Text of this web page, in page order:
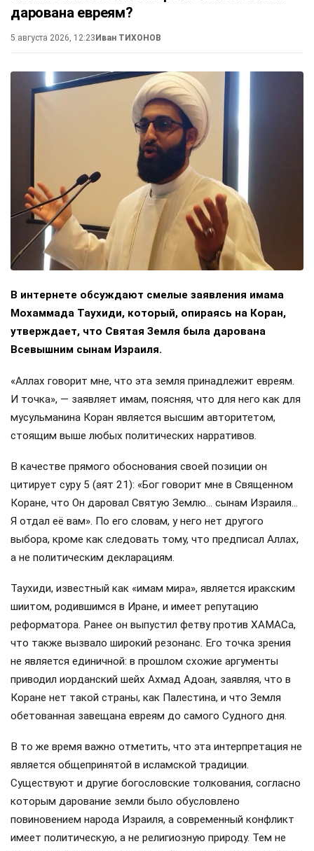
дарована евреям?
5 августа 2026, 12:23 Иван ТИХОНОВ
В интернете обсуждают смелые заявления имама
Мохаммада Таухиди, который, опираясь на Коран,
утверждает, что Святая Земля была дарована
Всевышним сынам Израиля.
«Аллах говорит мне, что эта земля принадлежит евреям.
И точка», — заявляет имам, поясняя, что для него как для
мусульманина Коран является высшим авторитетом,
стоящим выше любых политических нарративов.
В качестве прямого обоснования своей позиции он
цитирует суру 5 (аят 21): «Бог говорит мне в Священном
Коране, что Он даровал Святую Землю… сынам Израиля…
Я отдал её вам». По его словам, у него нет другого
выбора, кроме как следовать тому, что предписал Аллах,
а не политическим декларациям.
Таухиди, известный как «имам мира», является иракским
шиитом, родившимся в Иране, и имеет репутацию
реформатора. Ранее он выпустил фетву против ХАМАСа,
что также вызвало широкий резонанс. Его точка зрения
не является единичной: в прошлом схожие аргументы
приводил иорданский шейх Ахмад Адоан, заявляя, что в
Коране нет такой страны, как Палестина, и что Земля
обетованная завещана евреям до самого Судного дня.
В то же время важно отметить, что эта интерпретация не
является общепринятой в исламской традиции.
Существуют и другие богословские толкования, согласно
которым дарование земли было обусловлено
повиновением народа Израиля, а современный конфликт
имеет политическую, а не религиозную природу. Тем не